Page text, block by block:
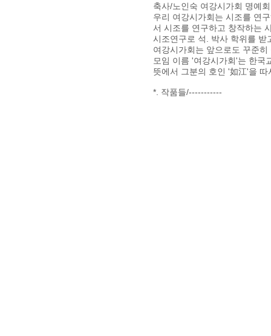
축사/노인숙 여강시가회 명예
우리 여강시가회는 시조를 연
서 시조를 연구하고 창작하는
시조연구로 석. 박사 학위를 받
여강시가회는 앞으로도 꾸준
모임 이름 '여강시가회'는 한국
뜻에서 그분의 호인 '如江'을 따
*. 작품들/-----------